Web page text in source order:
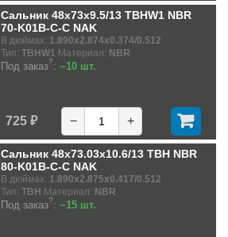
Сальник 48x73x9.5/13 TBHW1 NBR
70-K01B-C-C NAK
В дюймах: 1.890x2.874x0.374/0.512
Тип: TBHW1 Материал: NBR
Под заказ?: ~10 шт.
725 ₽ − +
Сальник 48x73.03x10.6/13 TBH NBR
80-K01B-C-C NAK
В дюймах: 1.890x2.875x0.417/0.512
Тип: TBH Материал: NBR
Под заказ?: ~15 шт.